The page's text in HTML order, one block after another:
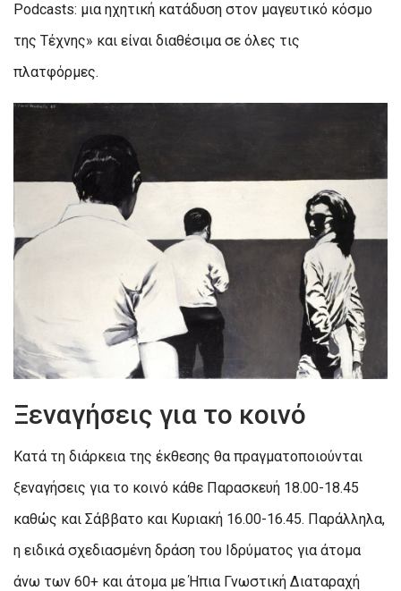
Podcasts: μια ηχητική κατάδυση στον μαγευτικό κόσμο
της Τέχνης» και είναι διαθέσιμα σε όλες τις
πλατφόρμες.
Ξεναγήσεις για το κοινό
Κατά τη διάρκεια της έκθεσης θα πραγματοποιούνται
ξεναγήσεις για το κοινό κάθε Παρασκευή 18.00-18.45
καθώς και Σάββατο και Κυριακή 16.00-16.45. Παράλληλα,
η ειδικά σχεδιασμένη δράση του Ιδρύματος για άτομα
άνω των 60+ και άτομα με Ήπια Γνωστική Διαταραχή